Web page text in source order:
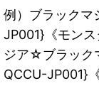
例）ブラックマ
JP001}《モン
ジア☆ブラック
QCCU-JP001}